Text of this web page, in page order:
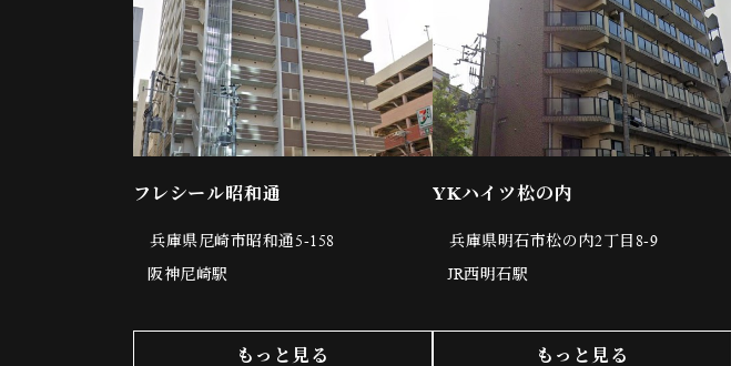
フレシール昭和通
兵庫県尼崎市昭和通5-158
阪神尼崎駅
もっと見る
YKハイツ松の内
兵庫県明石市松の内2丁目8-9
JR西明石駅
もっと見る